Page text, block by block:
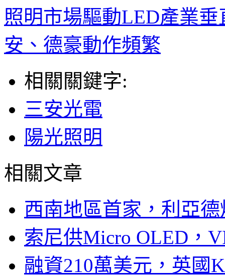
照明市場驅動LED產業
安、德豪動作頻繁
相關關鍵字:
三安光電
陽光照明
相關文章
西南地區首家，利亞
索尼供Micro OLED，
融資210萬美元，英國